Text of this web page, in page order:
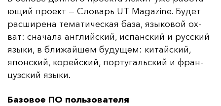
ющий про­ект — Сло­варь UT Magazine. Бу­дет
рас­ши­ре­на те­ма­ти­чес­кая ба­за, язы­ко­вой ох­
ват: сна­ча­ла ан­глий­ский, ис­пан­ский и рус­ский
язы­ки, в бли­жай­шем бу­ду­щем: ки­тай­ский,
япон­ский, ко­рей­ский, пор­ту­галь­ский и фран­
цуз­ский язы­ки.
Базовое ПО пользователя